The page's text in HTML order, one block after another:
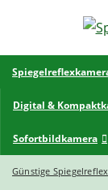
Digital &
Sofortbildkamera
Günstige